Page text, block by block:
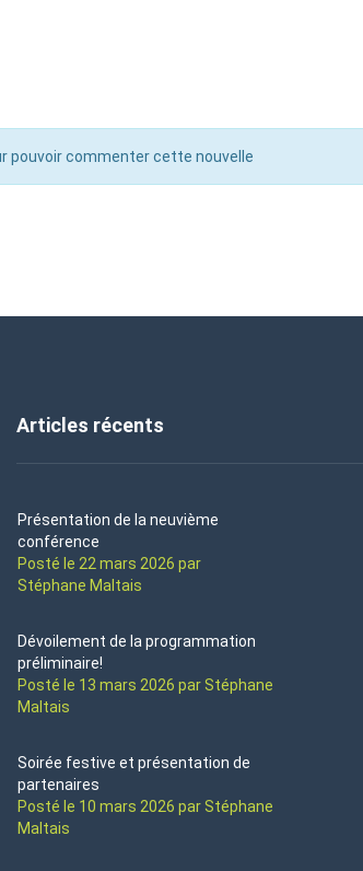
pouvoir commenter cette nouvelle
Articles récents
Présentation de la neuvième
conférence
Posté le 22 mars 2026 par
Stéphane Maltais
Dévoilement de la programmation
préliminaire!
Posté le 13 mars 2026 par Stéphane
Maltais
Soirée festive et présentation de
partenaires
Posté le 10 mars 2026 par Stéphane
Maltais